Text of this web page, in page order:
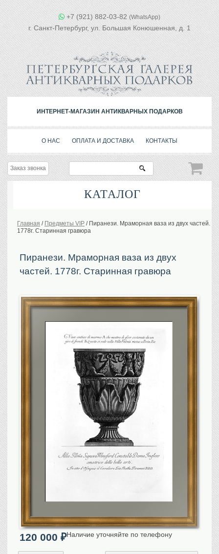
+7 (921) 882-03-82 (WhatsApp)
г. Санкт-Петербург, ул. Большая Конюшенная, д. 1
ИНТЕРНЕТ-МАГАЗИН АНТИКВАРНЫХ ПОДАРКОВ
О НАС ОПЛАТА И ДОСТАВКА КОНТАКТЫ
Заказ звонка
КАТАЛОГ
История Российской
Предметы VIP
Портреты царской семьи
Москва
Российская империя
Исторические карты
Санкт-Петербург
Российская империя
Ценные бумаги
История моды. Униформа
Гражданская мода
Главная / Предметы VIP / Пиранези. Мраморная ваза из двух частей.
1778г. Старинная гравюра
Пиранези. Мраморная ваза из двух
частей. 1778г. Старинная гравюра
120 000 ₽Наличие уточняйте по телефону